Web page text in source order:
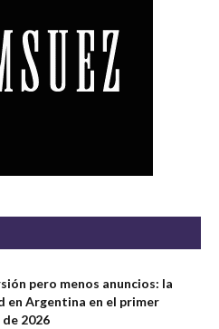
pero menos anuncios: la
en Argentina en el primer
2026